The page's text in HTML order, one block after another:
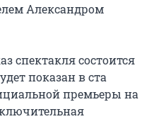
Александром
спектакля состоится
показан в ста
премьеры на